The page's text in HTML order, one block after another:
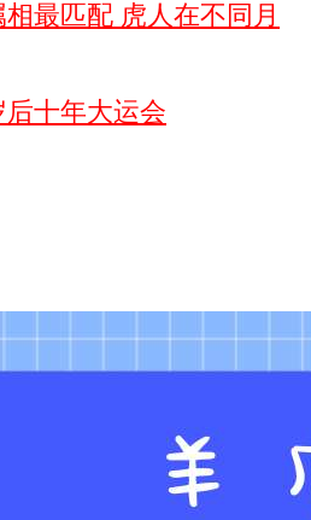
最匹配 虎人在不同月
后十年大运会